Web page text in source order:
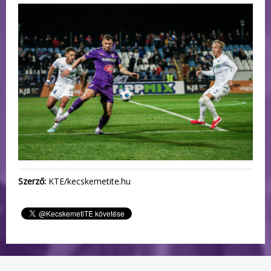
Szerző: KTE/kecskemetite.hu